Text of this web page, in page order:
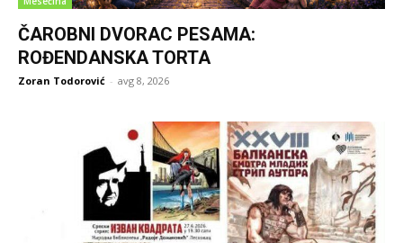
ČAROBNI DVORAC PESAMA:
ROĐENDANSKA TORTA
Zoran Todorović - avg 8, 2026